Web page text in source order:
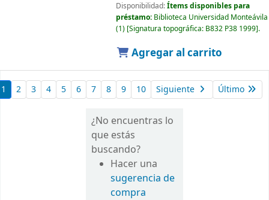
Disponibilidad:Ítems disponibles para
préstamo: Biblioteca Universidad Monteávila
(1) Signatura topográfica: B832 P38 1999 .
Agregar al carrito
1 2 3 4 5 6 7 8 9 10 Siguiente Último
¿No encuentras lo
que estás
buscando?
Hacer una
sugerencia de
compra